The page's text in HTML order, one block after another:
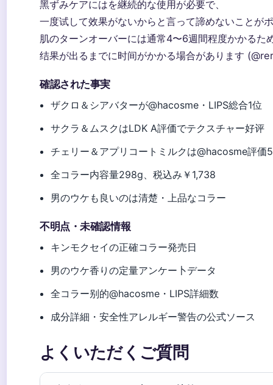
黑ずみケアにはを継続的な使用が必要で、
一度试して效果がないからと言って諦めないことが
肌のターンオーバーには通常4〜6週間程度かかるた
结果が出るまでに时间がかかる場合があります
確認された事実
ザクロ＆シアバターが@hacosme・LIPS総合1位
サクラ＆ムスクはLDK A評価でテクスチャー好评
チェリー＆アプリコートミルクは@hacosme評価
全コラー内容量298g、税込み￥1,738
男のウケも良いのは清楚・上品なコラー
不明点・未確認情報
キンモクセイの正確コラー発売日
男のウケ香りの定量アンケー卜データ
全コラー别的@hacosme・LIPS詳細数
成分詳細・安全性アレルギー警告の公式ソース
よくいただくご質問